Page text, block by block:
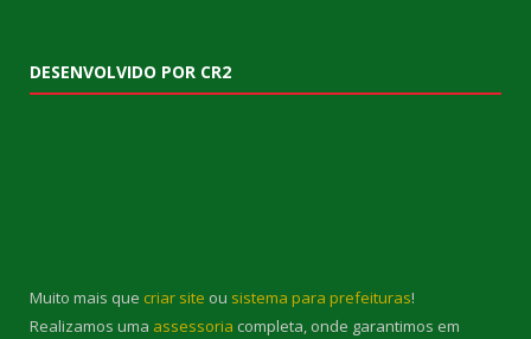
DESENVOLVIDO POR CR2
Muito mais que criar site ou sistema para prefeituras!
Realizamos uma assessoria completa, onde garantimos em